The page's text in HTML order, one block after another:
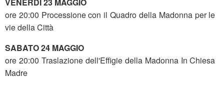
VENERDİ 23 MAGGIO
ore 20:00 Processione con il Quadro della Madonna per le
vie della Città
SABATO 24 MAGGIO
ore 20:00 Traslazione dell'Effigie della Madonna In Chiesa
Madre